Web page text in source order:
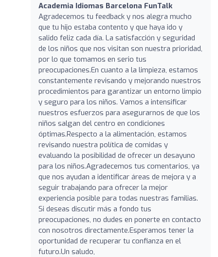
Academia Idiomas Barcelona FunTalk
Agradecemos tu feedback y nos alegra mucho
que tu hijo estaba contento y que haya ido y
salido feliz cada día. La satisfacción y seguridad
de los niños que nos visitan son nuestra prioridad,
por lo que tomamos en serio tus
preocupaciones.En cuanto a la limpieza, estamos
constantemente revisando y mejorando nuestros
procedimientos para garantizar un entorno limpio
y seguro para los niños. Vamos a intensificar
nuestros esfuerzos para asegurarnos de que los
niños salgan del centro en condiciones
óptimas.Respecto a la alimentación, estamos
revisando nuestra política de comidas y
evaluando la posibilidad de ofrecer un desayuno
para los niños.Agradecemos tus comentarios, ya
que nos ayudan a identificar áreas de mejora y a
seguir trabajando para ofrecer la mejor
experiencia posible para todas nuestras familias.
Si deseas discutir más a fondo tus
preocupaciones, no dudes en ponerte en contacto
con nosotros directamente.Esperamos tener la
oportunidad de recuperar tu confianza en el
futuro.Un saludo,